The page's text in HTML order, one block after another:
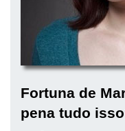
Fortuna de
pena tudo